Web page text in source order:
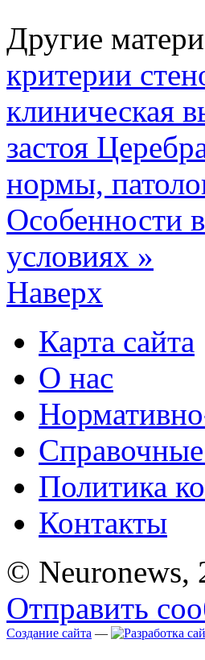
Другие
критерии
клиническая
застоя
нормы,
Особенности
условиях »
Наверх
Карта сайта
О нас
Политика
Контакты
© Neuronews,
Отправить
Создание сайта —